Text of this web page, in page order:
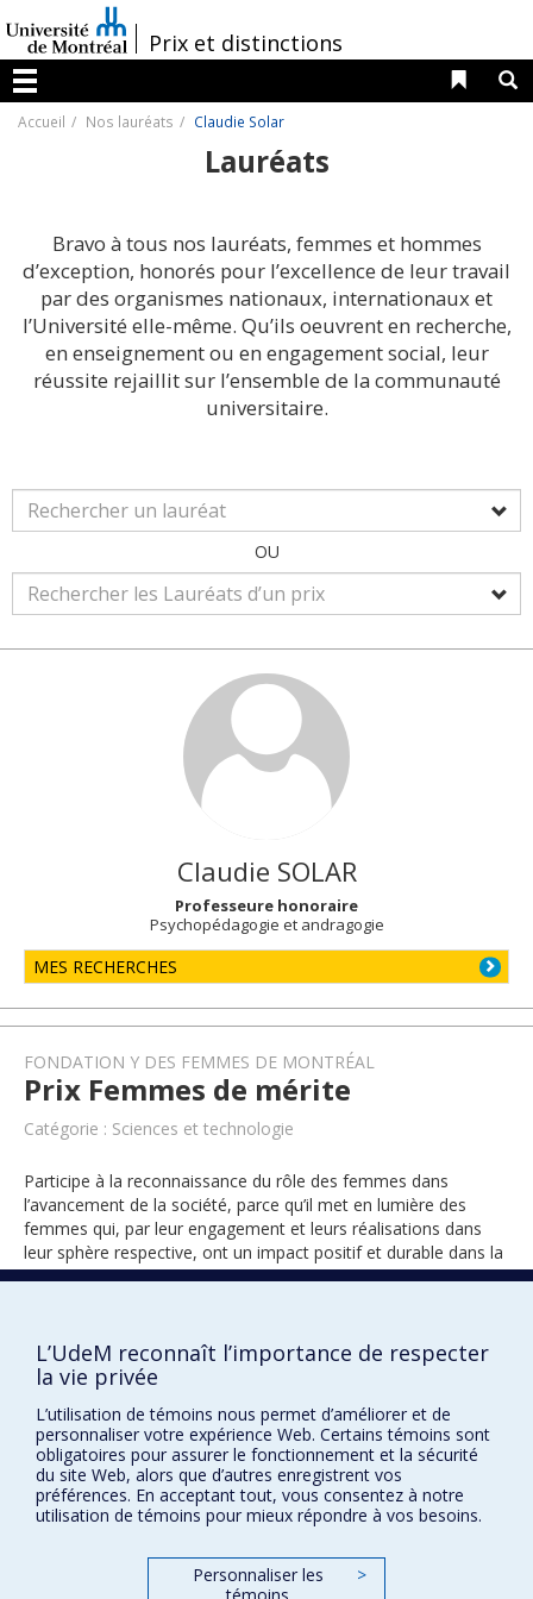
au
contenu
/Prix et distinctions
Menu
Liens
Accueil Nos lauréats Claudie Solar
Lauréats
Bravo à tous nos lauréats, femmes et hommes
d’exception, honorés pour l’excellence de leur travail
par des organismes nationaux, internationaux et
l’Université elle-même. Qu’ils oeuvrent en recherche,
en enseignement ou en engagement social, leur
réussite rejaillit sur l’ensemble de la communauté
universitaire.
OU
Claudie SOLAR
Professeure honoraire
Psychopédagogie et andragogie
MES RECHERCHES
FONDATION Y DES FEMMES DE MONTRÉAL
Prix Femmes de mérite
Catégorie : Sciences et technologie
Participe à la reconnaissance du rôle des femmes dans
l’avancement de la société, parce qu’il met en lumière des
femmes qui, par leur engagement et leurs réalisations dans
leur sphère respective, ont un impact positif et durable dans la
société.
1995
Prix et distinctions
L’UdeM reconnaît l’importance de respecter
la vie privée
L’utilisation de témoins nous permet d’améliorer et de
personnaliser votre expérience Web. Certains témoins sont
obligatoires pour assurer le fonctionnement et la sécurité
du site Web, alors que d’autres enregistrent vos
préférences. En acceptant tout, vous consentez à notre
utilisation de témoins pour mieux répondre à vos besoins.
Personnaliser les
>